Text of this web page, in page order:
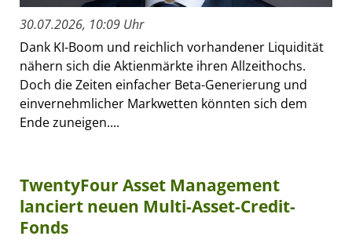
30.07.2026, 10:09 Uhr
Dank KI-Boom und reichlich vorhandener Liquidität
nähern sich die Aktienmärkte ihren Allzeithochs.
Doch die Zeiten einfacher Beta-Generierung und
einvernehmlicher Markwetten könnten sich dem
Ende zuneigen....
TwentyFour Asset Management
lanciert neuen Multi-Asset-Credit-
Fonds